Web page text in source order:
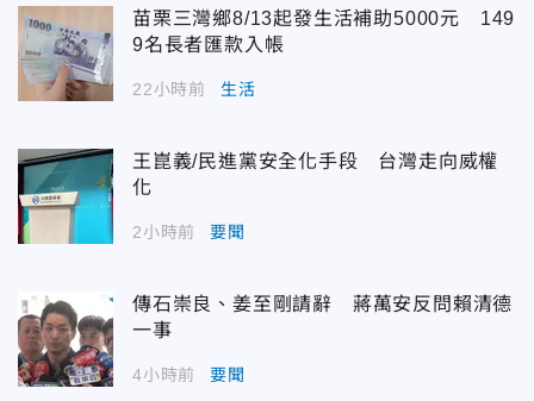
苗栗三灣鄉8/13起發生活補助5000元 149
9名長者匯款入帳
22小時前 生活
王崑義/民進黨安全化手段 台灣走向威權
化
2小時前 要聞
傳石崇良、姜至剛請辭 蔣萬安反問賴清德
一事
4小時前 要聞